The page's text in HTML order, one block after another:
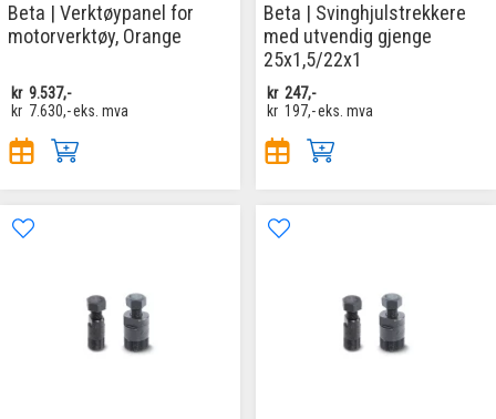
Beta | Verktøypanel for
motorverktøy, Orange
kr 9.537,-
kr 7.630,-eks. mva
Beta | Svinghjulstrekkere
med utvendig gjenge
25x1,5/22x1
kr 247,-
kr 197,-eks. mva